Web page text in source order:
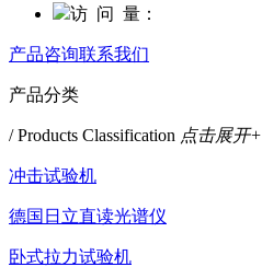
访 问 量：
产品咨询联系我们
产品分类
/ Products Classification 点击展开+
冲击试验机
德国日立直读光谱仪
卧式拉力试验机